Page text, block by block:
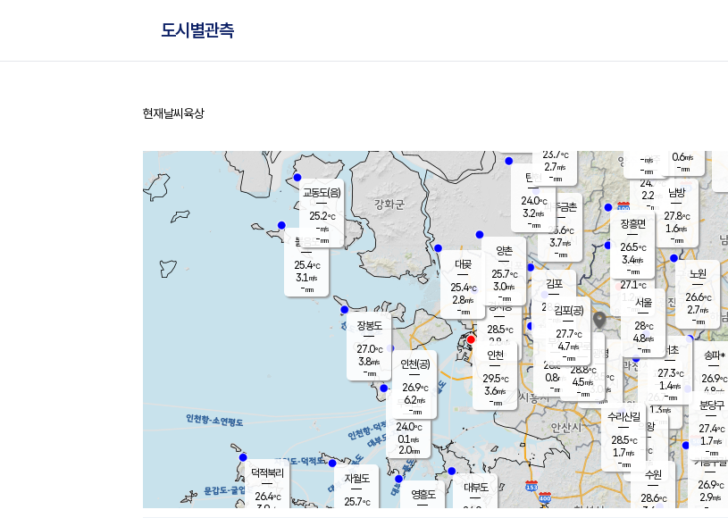
도시별관측
홈
현재날씨 육상
무의도
24.0℃
0.1 m/s
2.0mm
영흥도
볼음도
25.4℃
3.1 m/s
-mm
자월도
25.7℃
양주
24.7℃
2.2
-mm
과천
26.7℃
1.3m/s
- mm
장봉도
27.0℃
3.8m/s
-mm
대부도
24.0
경서동
28.5℃
2.8 m/s
-mm
파주금촌
25.6℃
3.7m/s
-mm
대곶
25.4℃
2.8m/s
-mm
탄현
24.0℃
3.2m/s
-mm
의왕
- ℃
m/s
mm
김포
28.0℃
-m/s
mm
광명
28.5 ℃
3.0 m/s
-mm
부천
28.8℃
0.8m/s
-mm
양촌
25.7℃
3.0m/s
-mm
구로
28.8℃
4.5m/s
-mm
은평
27.1℃
1.2 m/s
- mm
노원
26.6℃
2.7m/s
-mm
송파*
26.9℃
4.8m/s
-mm
서초
27.3℃
1.4m/s
-mm
남방
27.8℃
1.6m/s
-mm
기흥구갈
26.9℃
2.9m/s
-
수리산길
28.5℃
1.7m/s
-mm
분당구
27.4℃
1.7m/s
-mm
장흥면
26.5℃
3.4m/s
-mm
-m/s
-mm
덕적북리
26.4℃
3.9m/s
인천(공)
26.9℃
6.2m/s
-mm
김포(공)
27.7℃
4.7m/s
-mm
교동도(음)
25.2℃
-m/s
-mm
수원
28.6℃
3.6 m/s
인천
29.5℃
3.6m/s
-mm
서울
28℃
4.8m/s
-mm
23.7℃
2.7m/s
-mm
0.6m/s
-mm